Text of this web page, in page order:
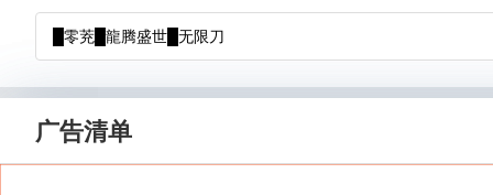
广告清单